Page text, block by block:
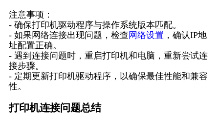
注意事项：
- 确保打印机驱动程序与操作系统版本匹配。
- 如果网络连接出现问题，检查 网络设置 ，确认IP地
址配置正确。
- 遇到连接问题时，重启打印机和电脑，重新尝试连
接步骤。
- 定期更新打印机驱动程序，以确保最佳性能和兼容
性。
打印机连接问题总结